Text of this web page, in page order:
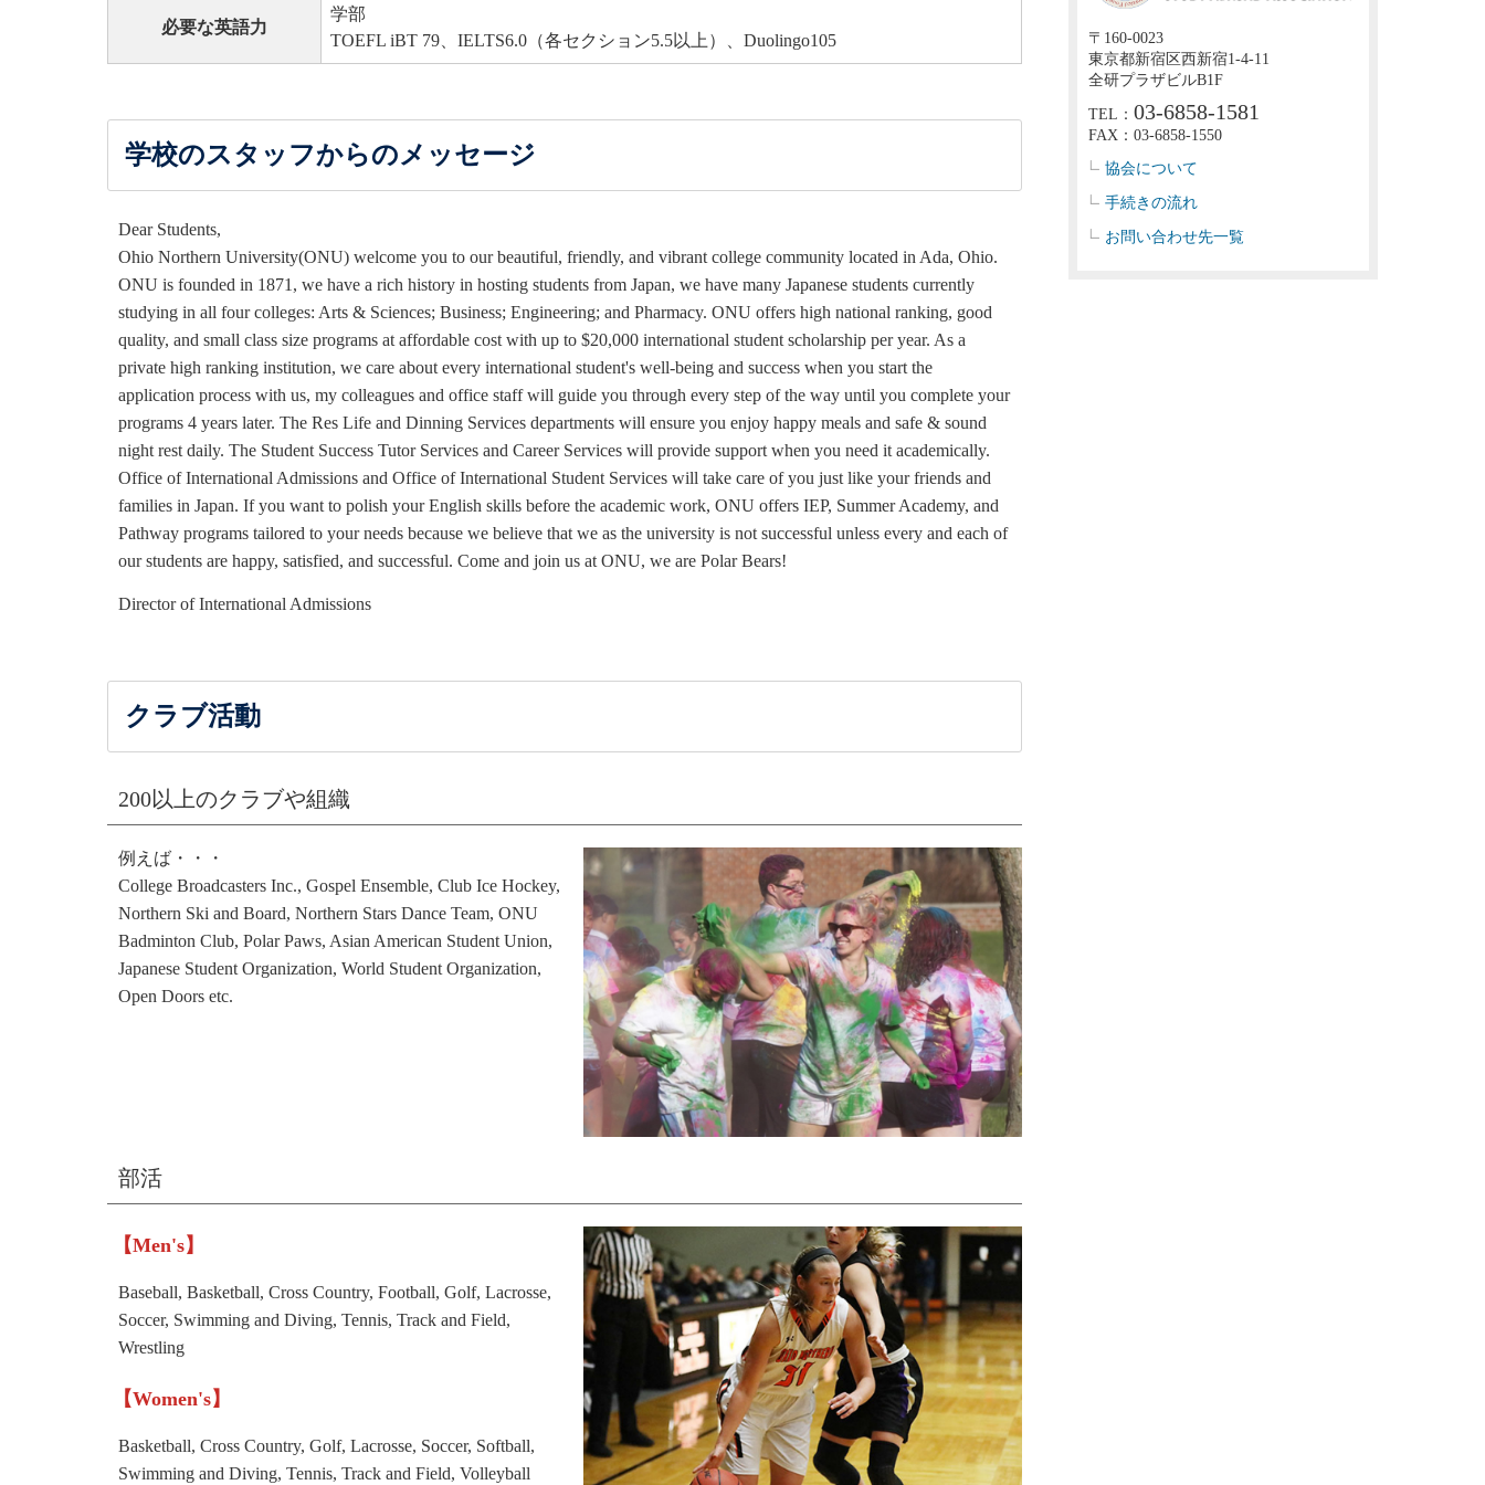
必要な英語力
学部
TOEFL iBT 79、IELTS6.0（各セクション5.5以上）、Duolingo105
学校のスタッフからのメッセージ
Dear Students,
Ohio Northern University(ONU) welcome you to our beautiful, friendly, and vibrant college community located in Ada, Ohio.
ONU is founded in 1871, we have a rich history in hosting students from Japan, we have many Japanese students currently
studying in all four colleges: Arts & Sciences; Business; Engineering; and Pharmacy. ONU offers high national ranking, good
quality, and small class size programs at affordable cost with up to $20,000 international student scholarship per year. As a
private high ranking institution, we care about every international student's well-being and success when you start the
application process with us, my colleagues and office staff will guide you through every step of the way until you complete your
programs 4 years later. The Res Life and Dinning Services departments will ensure you enjoy happy meals and safe & sound
night rest daily. The Student Success Tutor Services and Career Services will provide support when you need it academically.
Office of International Admissions and Office of International Student Services will take care of you just like your friends and
families in Japan. If you want to polish your English skills before the academic work, ONU offers IEP, Summer Academy, and
Pathway programs tailored to your needs because we believe that we as the university is not successful unless every and each of
our students are happy, satisfied, and successful. Come and join us at ONU, we are Polar Bears!
Director of International Admissions
クラブ活動
200以上のクラブや組織
例えば・・・
College Broadcasters Inc., Gospel Ensemble, Club Ice Hockey,
Northern Ski and Board, Northern Stars Dance Team, ONU
Badminton Club, Polar Paws, Asian American Student Union,
Japanese Student Organization, World Student Organization,
Open Doors etc.
部活
【Men's】
Baseball, Basketball, Cross Country, Football, Golf, Lacrosse,
Soccer, Swimming and Diving, Tennis, Track and Field,
Wrestling
【Women's】
Basketball, Cross Country, Golf, Lacrosse, Soccer, Softball,
Swimming and Diving, Tennis, Track and Field, Volleyball
〒160-0023
東京都新宿区西新宿1-4-11
全研プラザビルB1F
TEL：03-6858-1581
FAX：03-6858-1550
協会について
手続きの流れ
お問い合わせ先一覧